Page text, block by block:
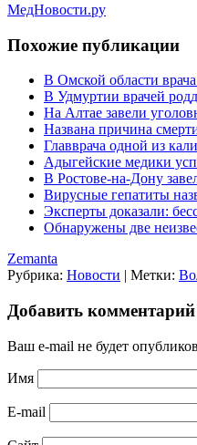
МедНовости.ру
Похожие публикации
В Омской области
В Удмуртии врачей
На Алтае завели
Названа причина
Главврача одной из
Адыгейские медики
В Ростове-на-Дону
Вирусные гепатиты
Эксперты доказали:
Обнаружены две
Zemanta
Рубрика: Новости | Метки:
Добавить комментарий
Ваш e-mail не будет
Имя
E-mail